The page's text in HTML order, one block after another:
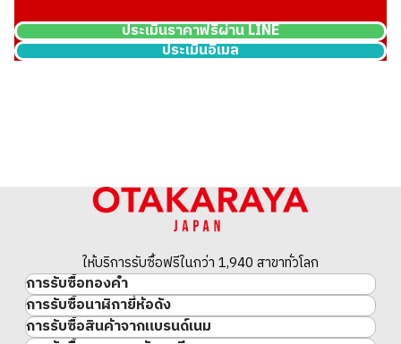
Ruby bracelet 3.86 ct
ประเมินราคาฟรีผ่าน LINE
ประเมินอีเมล
ให้บริการรับซื้อฟรีในกว่า 1,940 สาขาทั่วโลก
การรับซื้อทองคำ
ทองคำ
ทองคำแท่ง
การรับซื้อนาฬิกายี่ห้อดัง
นาฬิกาแบรนด์เนม
การรับซื้อสินค้าจากแบรนด์เนม